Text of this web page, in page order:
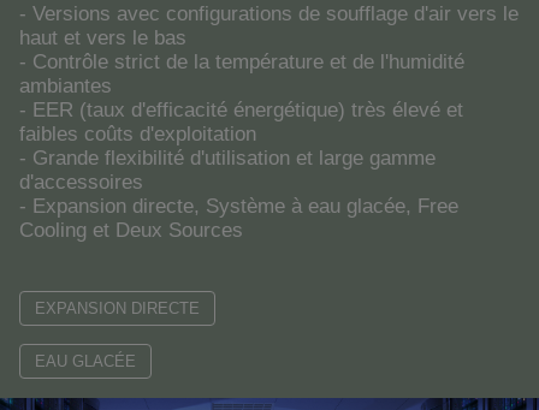
- Versions avec configurations de soufflage d'air vers le
haut et vers le bas
- Contrôle strict de la température et de l'humidité
ambiantes
- EER (taux d'efficacité énergétique) très élevé et
faibles coûts d'exploitation
- Grande flexibilité d'utilisation et large gamme
d'accessoires
- Expansion directe, Système à eau glacée, Free
Cooling et Deux Sources
EXPANSION DIRECTE
EAU GLACÉE